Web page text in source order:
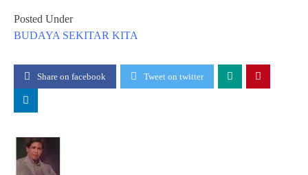
Posted Under
BUDAYA SEKITAR KITA
Share on facebook Tweet on twitter